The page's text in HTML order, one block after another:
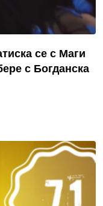
се с Маги
с Богданска